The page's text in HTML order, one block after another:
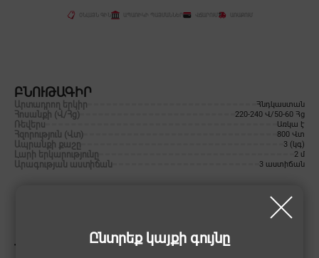
Ընտրեք կայքի գույնը
ՎՃԱՐՈՒՄ
ԲՆՈՒԹԱԳԻՐ
Արտադրող երկիր Հնդկաստան
Հոսանքի (Վ/Հց) 220-240 Վ/50-60 Հց
Ռեվերս Առկա է
Հզորություն (Վտ) 800 Վտ
Ապրանքի քաշը 3 (կգ)
Լարի երկարությունը 2 մ
Արագության աստիճան 3 աստիճան
ՆՄԱՆԱՏԻՊ ԱՊՐԱՆՔՆԵՐ